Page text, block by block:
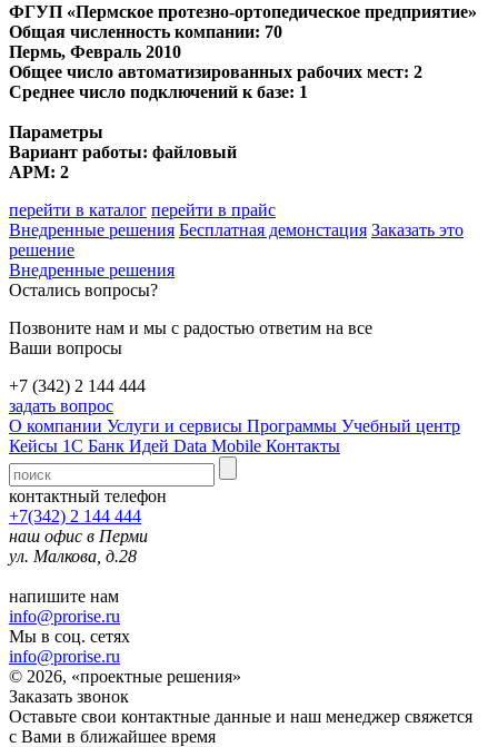
ФГУП «Пермское протезно-ортопедическое предприятие»
Общая численность компании: 70
Пермь, Февраль 2010
Общее число автоматизированных рабочих мест: 2
Среднее число подключений к базе: 1
Параметры
Вариант работы: файловый
АРМ: 2
перейти в каталог перейти в прайс
Внедренные решения Бесплатная демонстация Заказать это
решение
Внедренные решения
Остались вопросы?
Позвоните нам и мы с радостью ответим на все
Ваши вопросы
+7 (342) 2 144 444
задать вопрос
О компании Услуги и сервисы Программы Учебный центр
Кейсы 1С Банк Идей Data Mobile Контакты
контактный телефон
+7(342) 2 144 444
наш офис в Перми
ул. Малкова, д.28
напишите нам
info@prorise.ru
Мы в соц. сетях
info@prorise.ru
© 2026, «проектные решения»
Заказать звонок
Оставьте свои контактные данные и наш менеджер свяжется
с Вами в ближайшее время